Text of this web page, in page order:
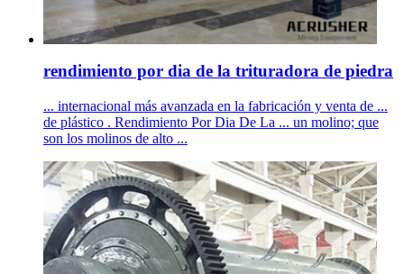
rendimiento por dia de la trituradora de piedra
... internacional más avanzada en la fabricación y venta de ...
de plástico . Rendimiento Por Dia De La ... un molino; que
son los molinos de alto ...